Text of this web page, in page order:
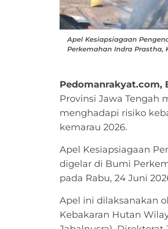
Apel Kesiapsiagaan
Perkemahan Indra Prastha,
Pedomanrakyat.com,
Provinsi Jawa Tengah
menghadapi risiko
kemarau 2026.
Apel Kesiapsiagaan
digelar di Bumi
pada Rabu, 24 Juni
Apel ini dilaksanakan
Kebakaran Hutan